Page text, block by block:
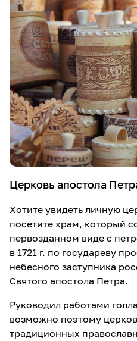
Церковь апостола
Хотите увидеть личную
посетите храм, который
первозданном виде с
в 1721 г. по государеву
небесного заступника
Святого апостола Петра.
Руководил работами
возможно поэтому
традиционных